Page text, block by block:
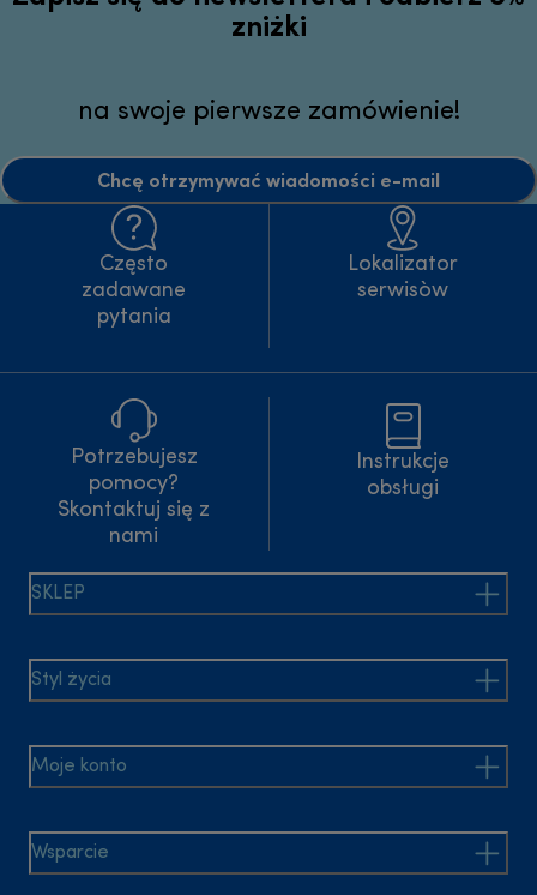
zniżki
na swoje pierwsze zamówienie!
Chcę otrzymywać wiadomości e-mail
Często
zadawane
pytania
Lokalizator
serwisòw
Potrzebujesz
pomocy?
Skontaktuj się z
nami
Instrukcje
obsługi
SKLEP
Styl życia
Moje konto
Wsparcie